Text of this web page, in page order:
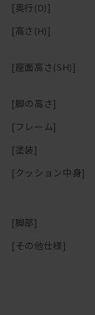
[奥行(D)]
[高さ(H)]
[座面高さ(SH)]
[脚の高さ]
[フレーム]
[塗装]
[クッション中身]
[脚部]
[その他仕様]